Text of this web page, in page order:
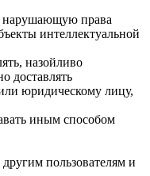
права
интеллектуальной
назойливо
доставлять
юридическому лицу,
иным способом
пользователям и